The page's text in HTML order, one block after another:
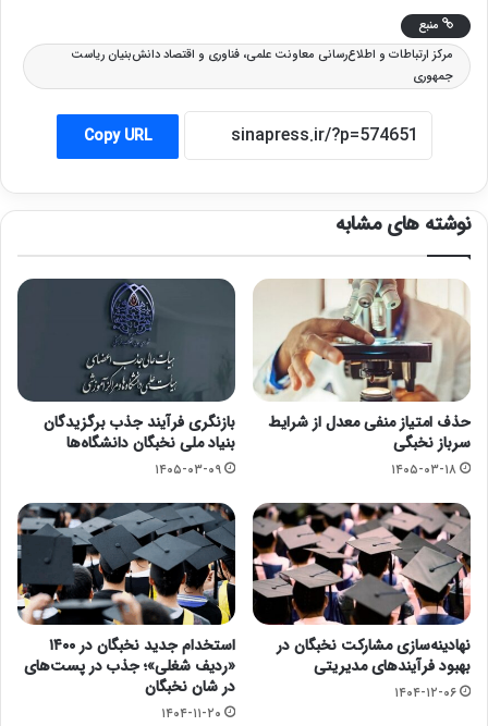
منبع
مرکز ارتباطات و اطلاع‌رسانی معاونت علمی، فناوری و اقتصاد دانش‌بنیان ریاست
جمهوری
Copy URL
نوشته های مشابه
حذف امتیاز منفی معدل از شرایط
سرباز نخبگی
۱۴۰۵-۰۳-۱۸
بازنگری فرآیند جذب برگزیدگان
بنیاد ملی نخبگان دانشگاه‌ها
۱۴۰۵-۰۳-۰۹
نهادینه‌سازی مشارکت نخبگان در
بهبود فرآیندهای مدیریتی
۱۴۰۴-۱۲-۰۶
استخدام جدید نخبگان در ۱۴۰۰
«ردیف شغلی»؛ جذب در پست‌های
در شان نخبگان
۱۴۰۴-۱۱-۲۰